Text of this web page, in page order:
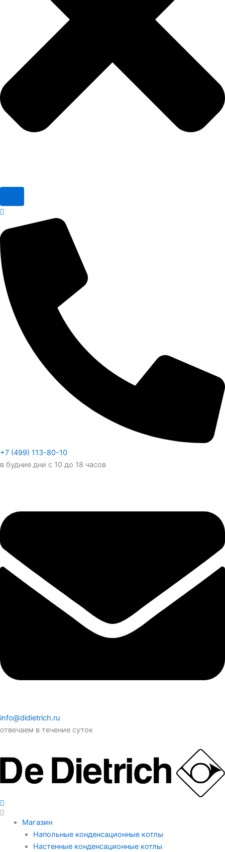
+7 (499) 113-80-10
в будние дни с 10 до 18 часов
info@didietrich.ru
отвечаем в течение суток
Магазин
Напольные конденсационные котлы
Настенные конденсационные котлы